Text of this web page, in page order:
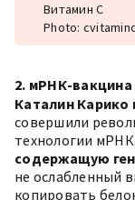
Витамин C
Photo:
2. мРНК-вакцина
Каталин Карико
совершили
технологии
содержащую
не ослабленный
копировать